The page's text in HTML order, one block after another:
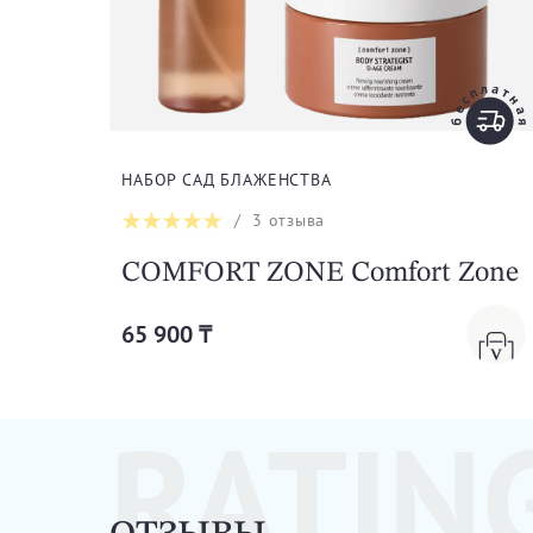
НАБОР САД БЛАЖЕНСТВА
/ 3 отзыва
COMFORT ZONE Comfort Zone
65 900 ₸